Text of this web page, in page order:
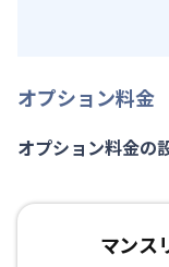
オプション料金
オプション料金の
マンス